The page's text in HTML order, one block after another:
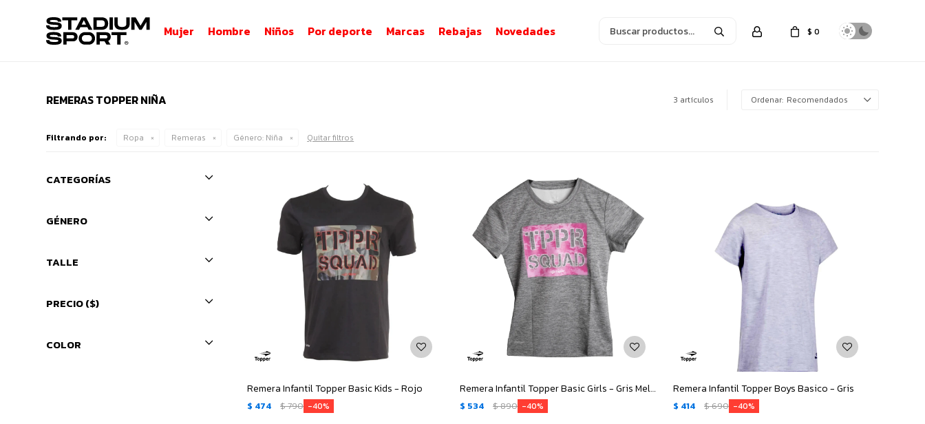
Mujer Hombre Niños Por deporte Marcas Rebajas Novedades $ 0
REMERAS TOPPER NIÑA 3 artículos Recomendados
Filtrando por: Ropa Remeras Género: Niña Quitar filtros
Remera Infantil Topper Basic Kids - Rojo
$ 474 $790 40
Remera Infantil Topper Basic Girls - Gris Melange
$ 534 $890 40
Remera Infantil Topper Boys Basico - Gris
$ 414 $690 40
CATEGORÍAS
GÉNERO
TALLE
PRECIO($)
COLOR